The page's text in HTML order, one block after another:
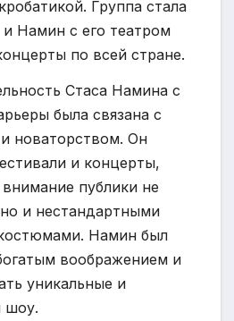
Группа стала
и Намин с его театром
по всей стране.
Стаса Намина с
была связана с
новаторством. Он
и концерты,
внимание публики не
и нестандартными
Намин был
воображением и
уникальные и
шоу.